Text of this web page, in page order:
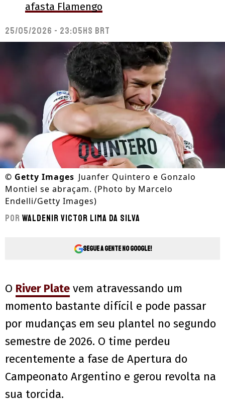
afasta Flamengo
25/05/2026 - 23:05hs BRT
© Getty Images Juanfer Quintero e Gonzalo
Montiel se abraçam. (Photo by Marcelo
Endelli/Getty Images)
Por Waldenir Victor Lima Da Silva
Segue a gente no Google!
O River Plate vem atravessando um
momento bastante difícil e pode passar
por mudanças em seu plantel no segundo
semestre de 2026. O time perdeu
recentemente a fase de Apertura do
Campeonato Argentino e gerou revolta na
sua torcida.